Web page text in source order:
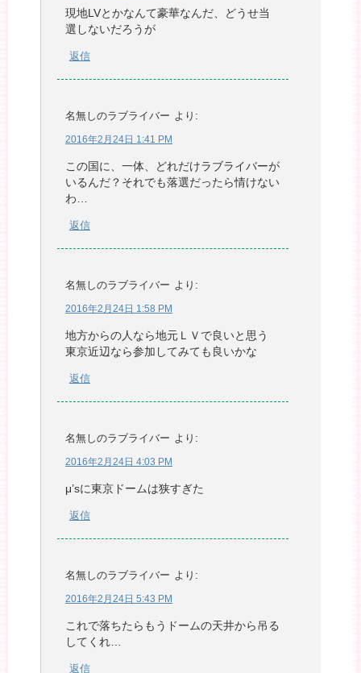
現地LVとかなんて豪華なんだ、どうせ当
選しないだろうが
返信
名無しのラブライバー より:
2016年2月24日 1:41 PM
この国に、一体、どれだけラブライバーが
いるんだ？それでも落選だったら情けない
わ…
返信
名無しのラブライバー より:
2016年2月24日 1:58 PM
地方からの人なら地元ＬＶで良いと思う
東京近辺なら参加してみても良いかな
返信
名無しのラブライバー より:
2016年2月24日 4:03 PM
μ’sに東京ドームは狭すぎた
返信
名無しのラブライバー より:
2016年2月24日 5:43 PM
これで落ちたらもうドームの天井から吊る
してくれ…
返信